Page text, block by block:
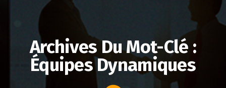
Archives Du Mot-Clé :
Équipes Dynamiques